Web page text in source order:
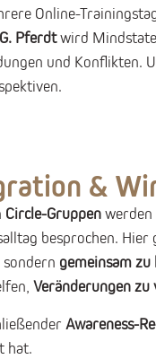
Online-
Pferdtwird
und Konflikten.
&
Circle-Gruppen werden
besprochen. Hier
sondern gemeinsam zu
Veränderungen zu
Awareness-
hat.